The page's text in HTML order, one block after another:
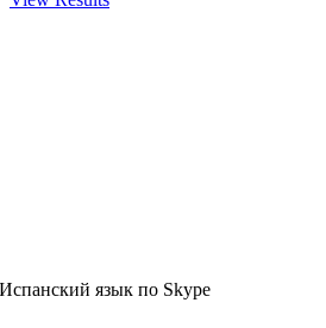
язык по Skype